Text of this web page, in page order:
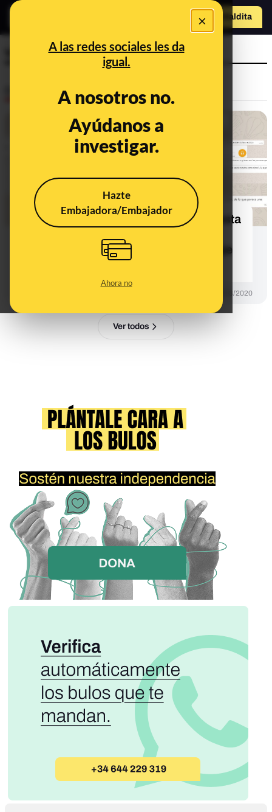
×
A las redes sociales les da
igual.
A nosotros no.
Ayúdanos a
investigar.
Hazte
Embajadora/Embajador
Ahora no
Hazte Maldita
vidente
El bulo de la predicción de la supuesta
coronavirus en RAC1: es un montaje
con una grabación actual
29/03/2020
Ver todos